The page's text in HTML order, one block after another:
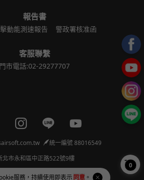
服務，持續使用即表示同意 。
報告書
動能測速報告 警政署核准函
客服聯繫
門市電話:02-29277707
Facebook page
Instagram page
Line pageYoutube page
統一編號 88016549
北市永和區中正路522號9樓
0